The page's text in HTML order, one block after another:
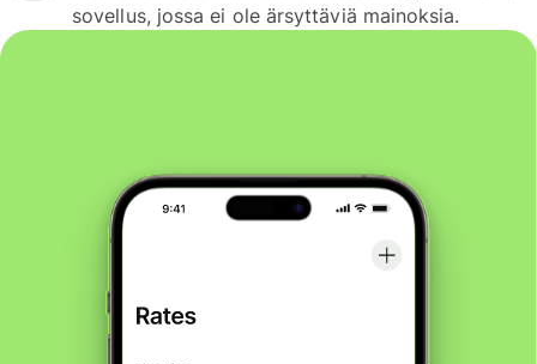
sovellus, jossa ei ole ärsyttäviä mainoksia.